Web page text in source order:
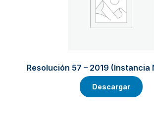
Resolución 57 – 2019 (Instancia
Descargar